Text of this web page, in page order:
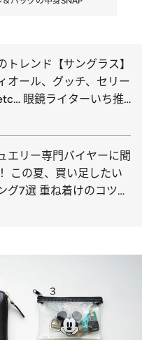
トレンド【サングラス】
オール、グッチ、セリー
眼鏡ライターいち推
エリー専門バイヤーに聞
この夏、買い足したい
グ7選 重ね着けのコツ＆